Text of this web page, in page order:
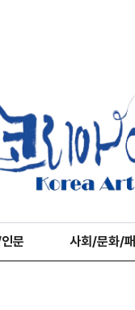
문 사회/문화/